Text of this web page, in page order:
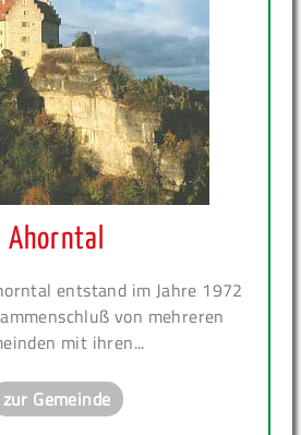
Ahorntal
entstand im Jahre 1972
von mehreren
mit ihren...
zur Gemeinde